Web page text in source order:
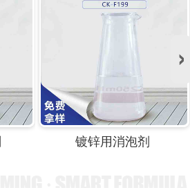
镀锌用消泡剂